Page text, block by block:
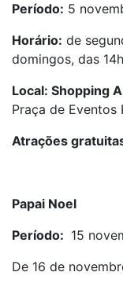
Período: 5
Horário: de
domingos, das
Local: Shopping
Praça de Eventos
Atrações
Papai Noel
Período: 15
De 16 de